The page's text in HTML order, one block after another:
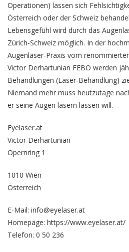
Operationen) lassen sich
Österreich oder der Schweiz
Lebensgefühl wird durch das
Zürich-Schweiz möglich. In der
Augenlaser-Praxis vom
Victor Derhartunian FEBO werden
Behandlungen (Laser-Behandlung)
Niemand mehr muss heutzutage
er seine Augen lasern lassen will.
Eyelaser.at
Victor Derhartunian
Opernring 1
1010 Wien
Österreich
E-Mail: info@eyelaser.at
Homepage: https://www.eyelaser.at/
Telefon: 0 50 236